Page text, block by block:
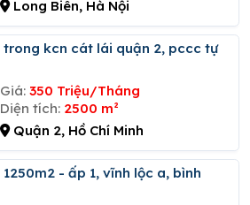
Long Biên, Hà Nội
Giá: 350 Triệu/Tháng
Diện tích: 2500 m²
Quận 2, Hồ Chí Minh